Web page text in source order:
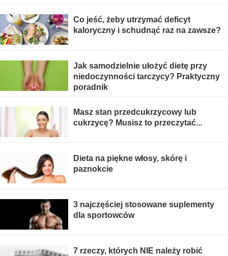
Co jeść, żeby utrzymać deficyt
kaloryczny i schudnąć raz na zawsze?
Jak samodzielnie ułożyć dietę przy
niedoczynności tarczycy? Praktyczny
poradnik
Masz stan przedcukrzycowy lub
cukrzycę? Musisz to przeczytać...
Dieta na piękne włosy, skórę i
paznokcie
3 najczęściej stosowane suplementy
dla sportowców
7 rzeczy, których NIE należy robić